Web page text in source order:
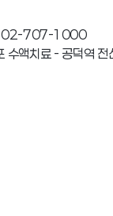
02-707-1000